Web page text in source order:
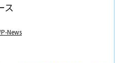
ス
News